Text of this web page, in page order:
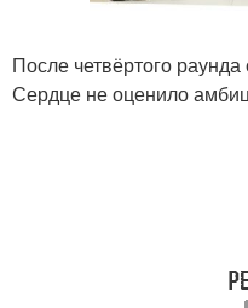
После четвёртого
Сердце не оценило